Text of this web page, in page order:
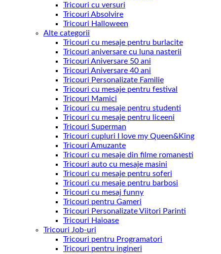
Tricouri cu versuri
Tricouri Absolvire
Tricouri Halloween
Alte categorii
Tricouri cu mesaje pentru burlacite
Tricouri aniversare cu luna nasterii
Tricouri Aniversare 50 ani
Tricouri Aniversare 40 ani
Tricouri Personalizate Familie
Tricouri cu mesaje pentru festival
Tricouri Mamici
Tricouri cu mesaje pentru studenti
Tricouri cu mesaje pentru liceeni
Tricouri Superman
Tricouri cupluri I love my Queen&King
Tricouri Amuzante
Tricouri cu mesaje din filme romanesti
Tricouri auto cu mesaje masini
Tricouri cu mesaje pentru soferi
Tricouri cu mesaje pentru barbosi
Tricouri cu mesaj funny
Tricouri pentru Gameri
Tricouri Personalizate Viitori Parinti
Tricouri Haioase
Tricouri Job-uri
Tricouri pentru Programatori
Tricouri pentru ingineri